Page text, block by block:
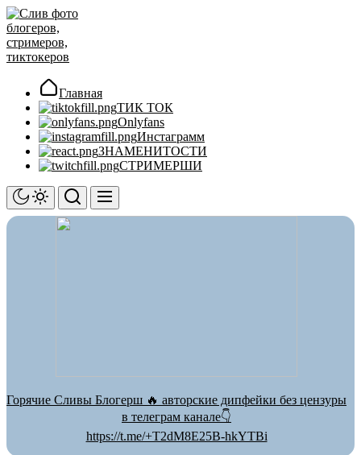
Перейти
к
содержимому
Главная
ТИК ТОК
Onlyfans
Инстаграмм
ЗНАМЕНИТОСТИ
СТРИМЕРШИ
Горячие Сливы Блогерш 🔥 авторские дипфейки без цензуры
в телеграм канале👇
https://t.me/+T2dM8E25B-hkYTBi